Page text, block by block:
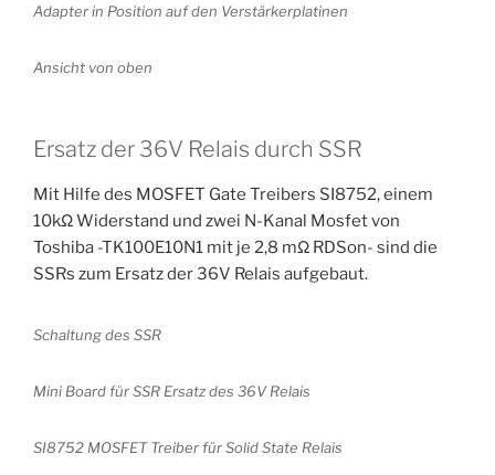
Adapter in Position auf den Verstärkerplatinen
Ansicht von oben
Ersatz der 36V Relais durch SSR
Mit Hilfe des MOSFET Gate Treibers SI8752, einem
10kΩ Widerstand und zwei N-Kanal Mosfet von
Toshiba -TK100E10N1 mit je 2,8 mΩ RDSon- sind die
SSRs zum Ersatz der 36V Relais aufgebaut.
Schaltung des SSR
Mini Board für SSR Ersatz des 36V Relais
SI8752 MOSFET Treiber für Solid State Relais